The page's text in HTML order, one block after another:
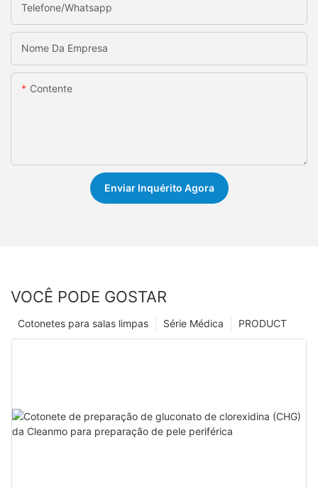
Telefone/whatsapp
Nome Da Empresa
Contente
Enviar Inquérito Agora
VOCÊ PODE GOSTAR
PRODUCT
Série Médica
Cotonetes para salas limpas